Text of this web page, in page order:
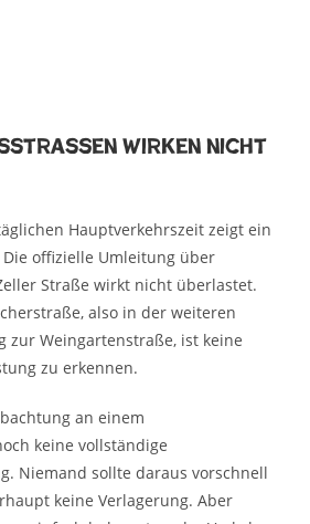
wirken nicht
Hauptverkehrszeit zeigt ein
offizielle Umleitung über
Straße wirkt nicht überlastet.
also in der weiteren
zur Weingartenstraße, ist keine
zu erkennen.
an einem
keine vollständige
Niemand sollte daraus vorschnell
keine Verlagerung. Aber